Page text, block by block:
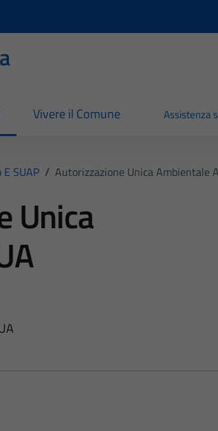
Vivere il Comune Assistenza
SUAP / Autorizzazione Unica Ambientale
Unica